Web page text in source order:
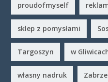
proudofmyself
sklep z pomysłami
Targoszyn w
własny nadruk Zabrze